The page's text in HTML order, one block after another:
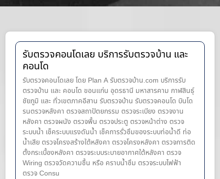
รับตรวจคอนโดเลย บริการรับตรวจบ้าน และ
คอนโด
รับตรวจคอนโดเลย โดย Plan A รับตรวจบ้าน.com บริการรับ
ตรวจบ้าน และ คอนโด ขอนแก่น อุดรธานี มหาสารคาม กาฬสินธุ์
ชัยภูมิ และ ทั่วเขตภาคอีสาน รับตรวจบ้าน รับตรวจคอนโด บินโด
รนตรวจหลังคา ตรวจสถาปัตยกรรม ตรวจระเบียง ตรวจงาน
หลังคา ตรวจผนัง ตรวจพื้น ตรวจประตู ตรวจหน้าต่าง​ ตรวจ
ระบบน้ำ เช็คระบบแรงดันน้ำ เช็คการรั่วซึมของระบบท่อน้ำ​ดี ท่อ
น้ำ​เสีย ตรวจโครงสร้างใต้หลังคา ตรวจโครงหลังคา ตรวจการติด
ตั้งกระเบื้องหลังคา ตรวจระบบระบายอากาศใต้หลังคา ตรวจ
Wiring ตรวจวัดความชื้น หรือ คราบน้ำซึม ตรวจระบบไฟฟ้า
ตรวจ Consu